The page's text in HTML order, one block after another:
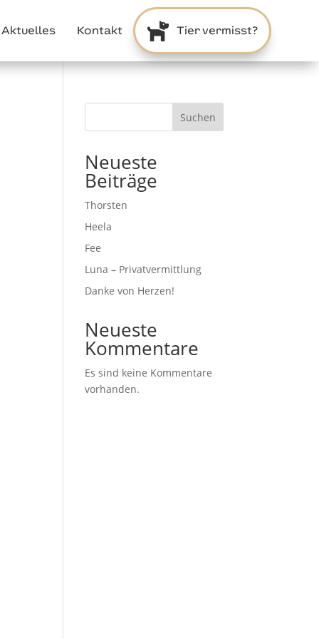
Aktuelles Kontakt  Tier vermisst?
Suchen
Neueste
Beiträge
Thorsten
Heela
Fee
Luna – Privatvermittlung
Danke von Herzen!
Neueste
Kommentare
Es sind keine Kommentare
vorhanden.